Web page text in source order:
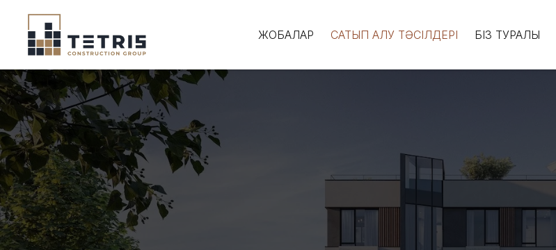
ЖОБАЛАР САТЫП АЛУ ТӘСІЛДЕРІ БІЗ ТУРАЛЫ